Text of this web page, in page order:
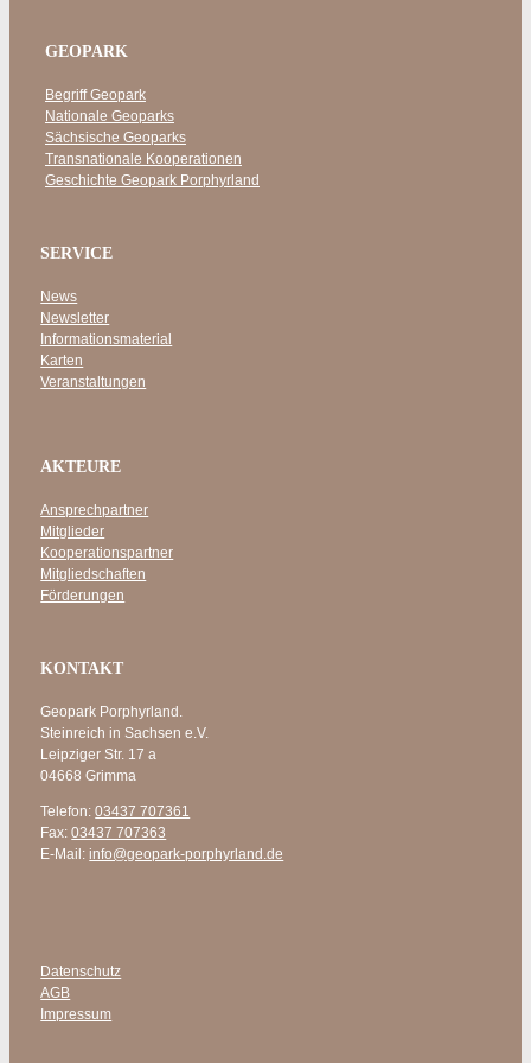
GEOPARK
Begriff Geopark
Nationale Geoparks
Sächsische Geoparks
Transnationale Kooperationen
Geschichte Geopark Porphyrland
SERVICE
News
Newsletter
Informationsmaterial
Karten
Veranstaltungen
AKTEURE
Ansprechpartner
Mitglieder
Kooperationspartner
Mitgliedschaften
Förderungen
KONTAKT
Geopark Porphyrland.
Steinreich in Sachsen e.V.
Leipziger Str. 17 a
04668 Grimma
Telefon:03437 707361
Fax:03437 707363
E-Mail:info@geopark-porphyrland.de
Datenschutz
AGB
Impressum